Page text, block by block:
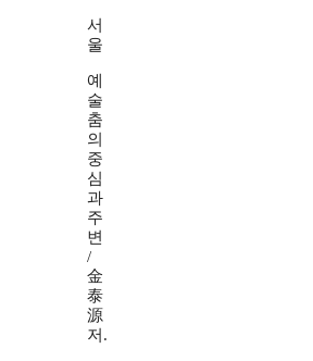
서
울
예
술
춤
의
중
심
과
주
변
/
金
泰
源
저.